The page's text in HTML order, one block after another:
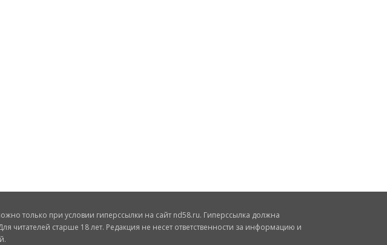
только при условии гиперссылки на сайт nd58.ru. Гиперссылка должна
читателей старше 18 лет. Редакция не несет ответственности за информацию и